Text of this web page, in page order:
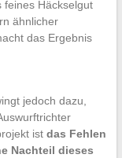
feines Häckselgut
ähnlicher
das Ergebnis
jedoch dazu,
ist das Fehlen
Nachteil dieses